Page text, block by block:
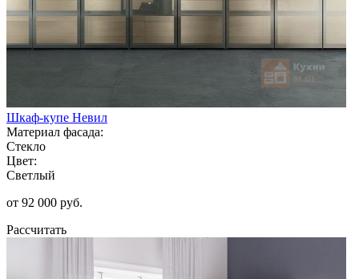
Шкаф-купе Невил
Материал фасада:
Стекло
Цвет:
Светлый
от 92 000 руб.
Рассчитать